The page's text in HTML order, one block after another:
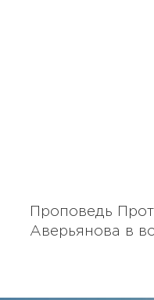
Проповедь
Аверьянова в